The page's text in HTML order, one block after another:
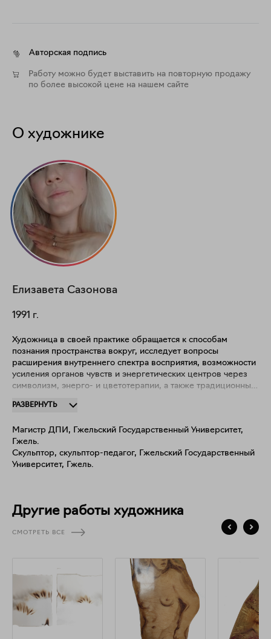
Авторская подпись
Работу можно будет выставить на повторную продажу
по более высокой цене на нашем сайте
О художнике
Елизавета Сазонова
1991 г.
Художница в своей практике обращается к способам
познания пространства вокруг, исследует вопросы
расширения внутреннего спектра восприятия, возможности
усиления органов чувств и энергетических центров через
символизм, энерго- и цветотерапии, а также традиционные
РАЗВЕРНУТЬ
Магистр ДПИ, Гжельский Государственный Университет,
Гжель.
Скульптор, скульптор-педагог, Гжельский Государственный
Университет, Гжель.
Другие работы художника
СМОТРЕТЬ ВСЕ